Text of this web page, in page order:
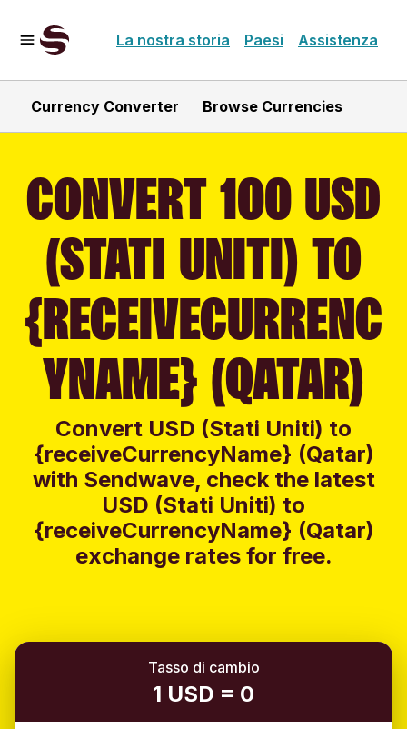
La nostra storia Paesi Assistenza
Currency Converter Browse Currencies
CONVERT 100 USD
(STATI UNITI) TO
{RECEIVECURRENC
YNAME} (QATAR)
Convert USD (Stati Uniti) to
{receiveCurrencyName} (Qatar)
with Sendwave, check the latest
USD (Stati Uniti) to
{receiveCurrencyName} (Qatar)
exchange rates for free.
Tasso di cambio
1 USD = 0